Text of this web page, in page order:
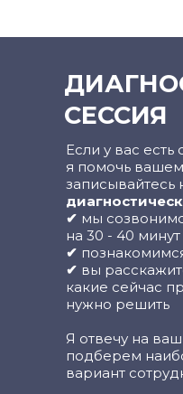
Если у вас
я помочь
записывайтесь
✔ мы
на 30 - 40 минут
✔
✔ вы
какие сейчас
нужно решить
Я отвечу на
подберем
вариант
СЕССИЯ